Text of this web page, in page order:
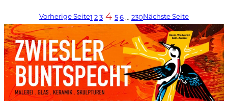
Vorherige Seite1 23 4 56… 230Nächste Seite